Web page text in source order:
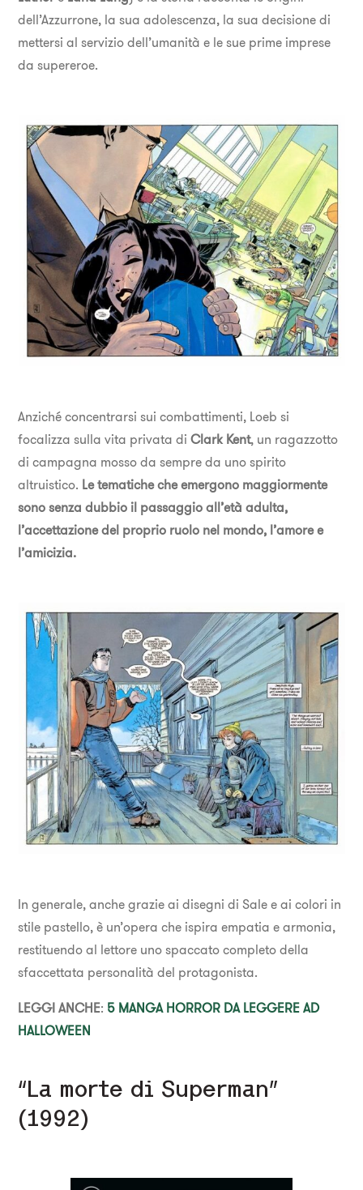
dell’Azzurrone, la sua adolescenza, la sua decisione di
mettersi al servizio dell’umanità e le sue prime imprese
da supereroe.
Anziché concentrarsi sui combattimenti, Loeb si
focalizza sulla vita privata diClark Kent, un ragazzotto
di campagna mosso da sempre da uno spirito
altruistico. Le tematiche che emergono maggiormente
sono senza dubbio il passaggio all’età adulta,
l’accettazione del proprio ruolo nel mondo, l’amore e
l’amicizia.
In generale, anche grazie ai disegni di Sale e ai colori in
stile pastello, è un’opera che ispira empatia e armonia,
restituendo al lettore uno spaccato completo della
sfaccettata personalità del protagonista.
LEGGI ANCHE: 5 MANGA HORROR DA LEGGERE AD
HALLOWEEN
“La morte di Superman”
(1992)